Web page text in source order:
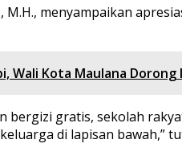
M.H., menyampaikan
Wali Kota Maulana
bergizi gratis, sekolah
di lapisan bawah,”